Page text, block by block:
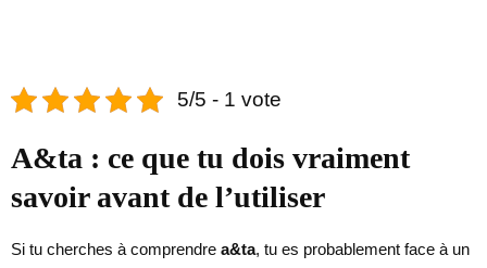
5/5 - 1 vote
A&ta : ce que tu dois vraiment
savoir avant de l’utiliser
Si tu cherches à comprendre a&ta, tu es probablement face à un